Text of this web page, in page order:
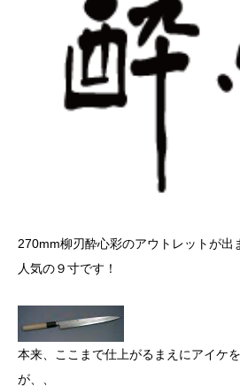
270mm柳刃酔心彩のアウトレットが出
人気の９寸です！
本来、ここまで仕上がるまえにアイケ
が、、